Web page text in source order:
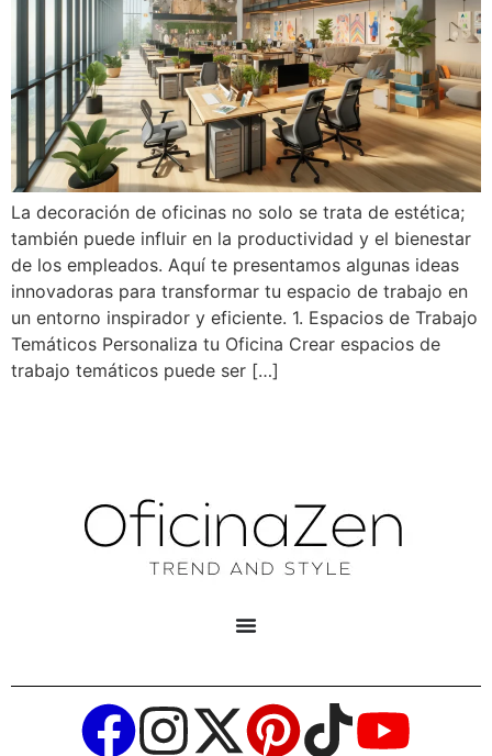
La decoración de oficinas no solo se trata de estética;
también puede influir en la productividad y el bienestar
de los empleados. Aquí te presentamos algunas ideas
innovadoras para transformar tu espacio de trabajo en
un entorno inspirador y eficiente. 1. Espacios de Trabajo
Temáticos Personaliza tu Oficina Crear espacios de
trabajo temáticos puede ser […]